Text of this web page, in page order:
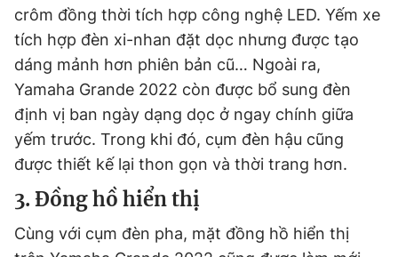
crôm đồng thời tích hợp công nghệ LED. Yếm xe
tích hợp đèn xi-nhan đặt dọc nhưng được tạo
dáng mảnh hơn phiên bản cũ… Ngoài ra,
Yamaha Grande 2022 còn được bổ sung đèn
định vị ban ngày dạng dọc ở ngay chính giữa
yếm trước. Trong khi đó, cụm đèn hậu cũng
được thiết kế lại thon gọn và thời trang hơn.
3. Đồng hồ hiển thị
Cùng với cụm đèn pha, mặt đồng hồ hiển thị